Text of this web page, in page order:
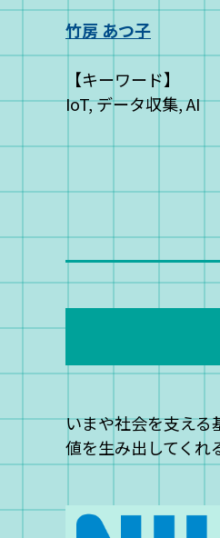
竹房 あつ子
【キーワード】
IoT, データ収集, AI
いまや社会を支える
値を生み出してくれ